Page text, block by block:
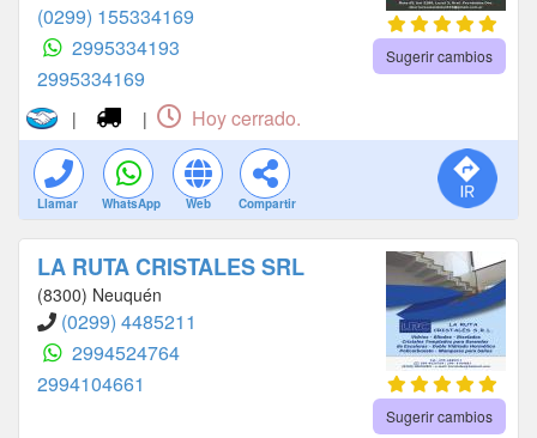
(0299) 155334169
2995334193
2995334169
Sugerir cambios
| | Hoy cerrado.
Llamar WhatsApp Web Compartir
LA RUTA CRISTALES SRL
(8300) Neuquén
(0299) 4485211
2994524764
2994104661
Sugerir cambios